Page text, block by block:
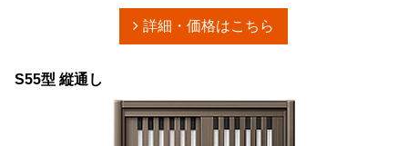
詳細・価格はこちら
S55型 縦通し